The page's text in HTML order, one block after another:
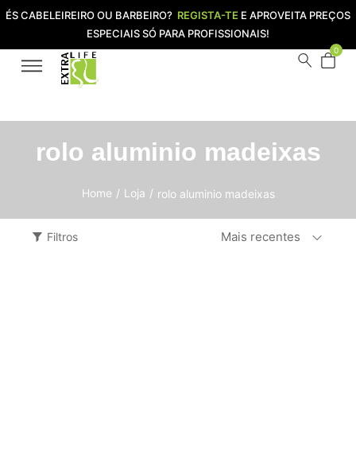
ÉS CABELEIREIRO OU BARBEIRO? REGISTA-TE E APROVEITA PREÇOS
ESPECIAIS SÓ PARA PROFISSIONAIS!
0
rolo aluminio madeixas
Home / Loja / rolo aluminio madeixas
Filtros Mais recentes